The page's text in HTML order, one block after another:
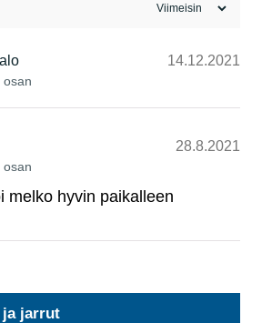
ja jarrut
osan
14.12.2021
osan
28.8.2021
melko hyvin paikalleen